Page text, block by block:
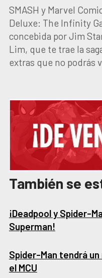
SMASH y Marvel
Deluxe: The Infinity
concebida por Jim
Lim, que te trae la
extras que no podrás
También se
¡Deadpool y Spider-
Superman!
Spider-Man tendrá
el MCU